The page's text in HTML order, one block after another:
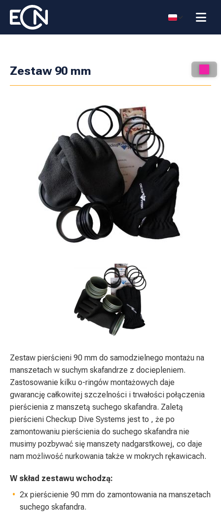
Zestaw 90 mm
Zestaw pierścieni 90 mm do samodzielnego montażu na
manszetach w suchym skafandrze z dociepleniem.
Zastosowanie kilku o-ringów montażowych daje
gwarancję całkowitej szczelności i trwałości połączenia
pierścienia z manszetą suchego skafandra. Zaletą
pierścieni Checkup Dive Systems jest to , że po
zamontowaniu pierścienia do suchego skafandra nie
musimy pozbywać się manszety nadgarstkowej, co daje
nam możliwość nurkowania także w mokrych rękawicach.
W skład zestawu wchodzą:
2x pierścienie 90 mm do zamontowania na manszetach
suchego skafandra.